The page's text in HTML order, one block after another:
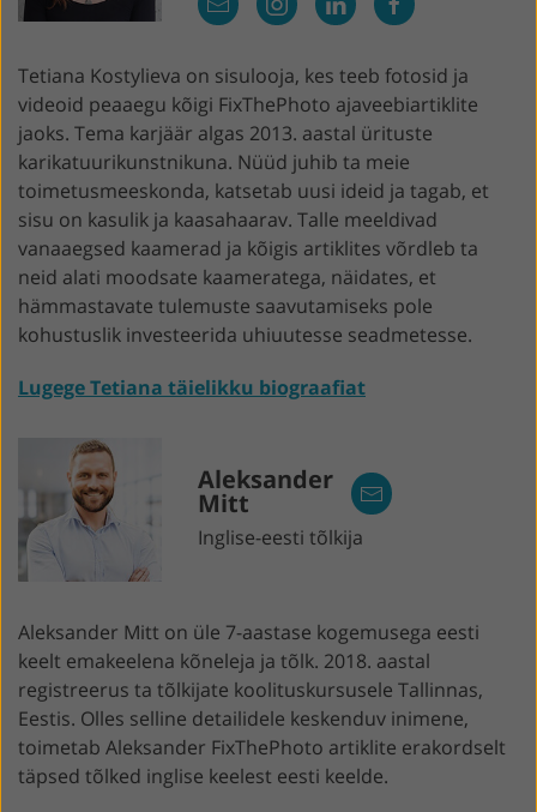
Tetiana Kostylieva on sisulooja, kes teeb fotosid ja
videoid peaaegu kõigi FixThePhoto ajaveebiartiklite
jaoks. Tema karjäär algas 2013. aastal ürituste
karikatuurikunstnikuna. Nüüd juhib ta meie
toimetusmeeskonda, katsetab uusi ideid ja tagab, et
sisu on kasulik ja kaasahaarav. Talle meeldivad
vanaaegsed kaamerad ja kõigis artiklites võrdleb ta
neid alati moodsate kaameratega, näidates, et
hämmastavate tulemuste saavutamiseks pole
kohustuslik investeerida uhiuutesse seadmetesse.
Lugege Tetiana täielikku biograafiat
Aleksander
Mitt
Inglise-eesti tõlkija
Aleksander Mitt on üle 7-aastase kogemusega eesti
keelt emakeelena kõneleja ja tõlk. 2018. aastal
registreerus ta tõlkijate koolituskursusele Tallinnas,
Eestis. Olles selline detailidele keskenduv inimene,
toimetab Aleksander FixThePhoto artiklite erakordselt
täpsed tõlked inglise keelest eesti keelde.